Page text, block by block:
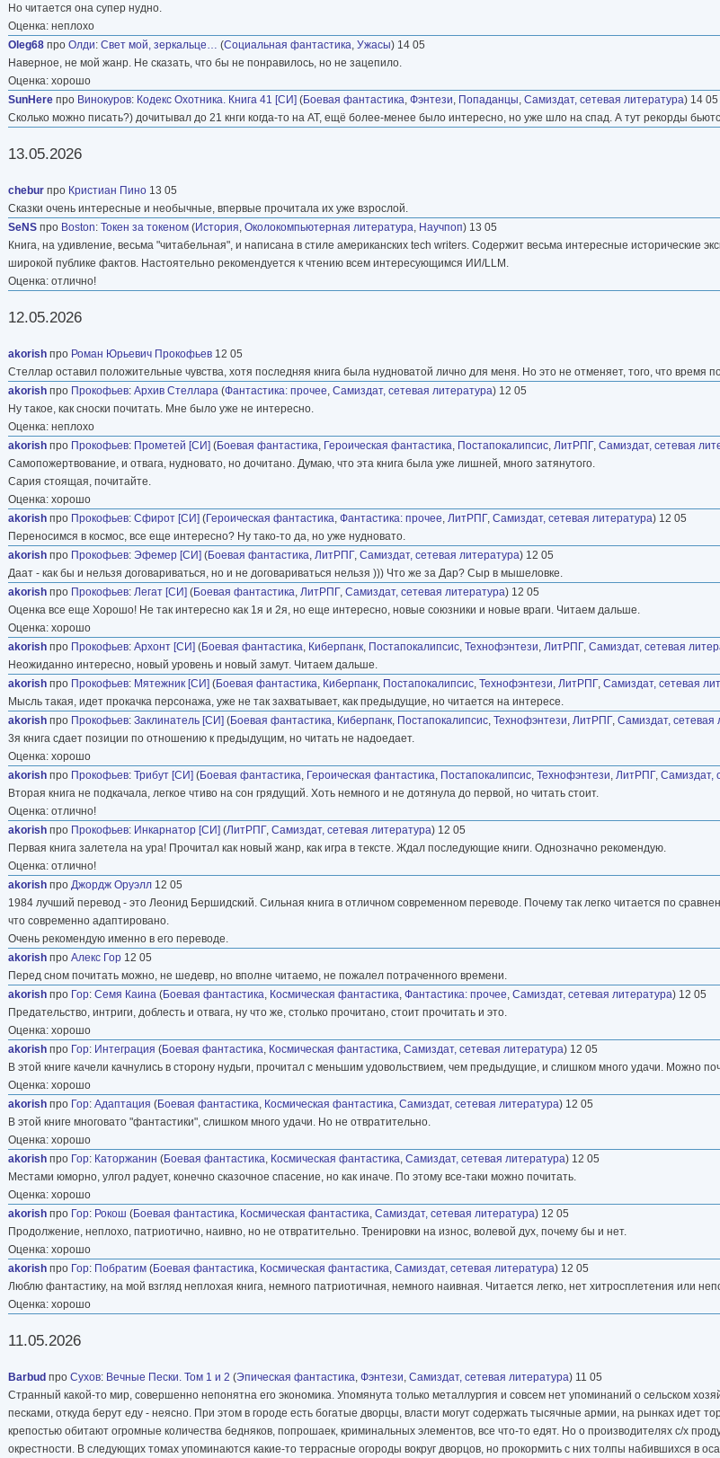
Но читается она супер нудно.
Оценка: неплохо
Oleg68 про Олди: Свет мой, зеркальце… (Социальная фантастика, Ужасы) 14 05
Наверное, не мой жанр. Не сказать, что бы не понравилось, но не зацепило.
Оценка: хорошо
SunHere про Винокуров: Кодекс Охотника. Книга 41 [СИ] (Боевая фантастика, Фэнтези, Попаданцы, Самиздат, сетевая литература) 14 05
Сколько можно писать?) дочитывал до 21 кнги когда-то на АТ, ещё более-менее было интересно, но уже шло на спад. А тут рекорды
13.05.2026
chebur про Кристиан Пино 13 05
Сказки очень интересные и необычные, впервые прочитала их уже взрослой.
SeNS про Boston: Токен за токеном (История, Околокомпьютерная литература, Научпоп) 13 05
Книга, на удивление, весьма "читабельная", и написана в стиле американских tech writers. Содержит весьма интересные исторические
широкой публике фактов. Настоятельно рекомендуется к чтению всем интересующимся ИИ/LLM.
Оценка: отлично!
12.05.2026
akorish про Роман Юрьевич Прокофьев 12 05
Стеллар оставил положительные чувства, хотя последняя книга была нудноватой лично для меня. Но это не отменяет, того, что время
akorish про Прокофьев: Архив Стеллара (Фантастика: прочее, Самиздат, сетевая литература) 12 05
Ну такое, как сноски почитать. Мне было уже не интересно.
Оценка: неплохо
akorish про Прокофьев: Прометей [СИ] (Боевая фантастика, Героическая фантастика, Постапокалипсис, ЛитРПГ, Самиздат, сетевая
Самопожертвование, и отвага, нудновато, но дочитано. Думаю, что эта книга была уже лишней, много затянутого.
Сария стоящая, почитайте.
Оценка: хорошо
akorish про Прокофьев: Сфирот [СИ] (Героическая фантастика, Фантастика: прочее, ЛитРПГ, Самиздат, сетевая литература) 12 05
Переносимся в космос, все еще интересно? Ну тако-то да, но уже нудновато.
akorish про Прокофьев: Эфемер [СИ] (Боевая фантастика, ЛитРПГ, Самиздат, сетевая литература) 12 05
Даат - как бы и нельзя договариваться, но и не договариваться нельзя ))) Что же за Дар? Сыр в мышеловке.
akorish про Прокофьев: Легат [СИ] (Боевая фантастика, ЛитРПГ, Самиздат, сетевая литература) 12 05
Оценка все еще Хорошо! Не так интересно как 1я и 2я, но еще интересно, новые союзники и новые враги. Читаем дальше.
Оценка: хорошо
akorish про Прокофьев: Архонт [СИ] (Боевая фантастика, Киберпанк, Постапокалипсис, Технофэнтези, ЛитРПГ, Самиздат, сетевая
Неожиданно интересно, новый уровень и новый замут. Читаем дальше.
akorish про Прокофьев: Мятежник [СИ] (Боевая фантастика, Киберпанк, Постапокалипсис, Технофэнтези, ЛитРПГ, Самиздат, сетевая
Мысль такая, идет прокачка персонажа, уже не так захватывает, как предыдущие, но читается на интересе.
akorish про Прокофьев: Заклинатель [СИ] (Боевая фантастика, Киберпанк, Постапокалипсис, Технофэнтези, ЛитРПГ, Самиздат, сетевая
3я книга сдает позиции по отношению к предыдущим, но читать не надоедает.
Оценка: хорошо
akorish про Прокофьев: Трибут [СИ] (Боевая фантастика, Героическая фантастика, Постапокалипсис, Технофэнтези, ЛитРПГ, Самиздат,
Вторая книга не подкачала, легкое чтиво на сон грядущий. Хоть немного и не дотянула до первой, но читать стоит.
Оценка: отлично!
akorish про Прокофьев: Инкарнатор [СИ] (ЛитРПГ, Самиздат, сетевая литература) 12 05
Первая книга залетела на ура! Прочитал как новый жанр, как игра в тексте. Ждал последующие книги. Однозначно рекомендую.
Оценка: отлично!
akorish про Джордж Оруэлл 12 05
1984 лучший перевод - это Леонид Бершидский. Сильная книга в отличном современном переводе. Почему так легко читается по
что современно адаптировано.
Очень рекомендую именно в его переводе.
akorish про Алекс Гор 12 05
Перед сном почитать можно, не шедевр, но вполне читаемо, не пожалел потраченного времени.
akorish про Гор: Семя Каина (Боевая фантастика, Космическая фантастика, Фантастика: прочее, Самиздат, сетевая литература) 12 05
Предательство, интриги, доблесть и отвага, ну что же, столько прочитано, стоит прочитать и это.
Оценка: хорошо
akorish про Гор: Интеграция (Боевая фантастика, Космическая фантастика, Самиздат, сетевая литература) 12 05
В этой книге качели качнулись в сторону нудьги, прочитал с меньшим удовольствием, чем предыдущие, и слишком много удачи. Можно
Оценка: хорошо
akorish про Гор: Адаптация (Боевая фантастика, Космическая фантастика, Самиздат, сетевая литература) 12 05
В этой книге многовато "фантастики", слишком много удачи. Но не отвратительно.
Оценка: хорошо
akorish про Гор: Каторжанин (Боевая фантастика, Космическая фантастика, Самиздат, сетевая литература) 12 05
Местами юморно, улгол радует, конечно сказочное спасение, но как иначе. По этому все-таки можно почитать.
Оценка: хорошо
akorish про Гор: Рокош (Боевая фантастика, Космическая фантастика, Самиздат, сетевая литература) 12 05
Продолжение, неплохо, патриотично, наивно, но не отвратительно. Тренировки на износ, волевой дух, почему бы и нет.
Оценка: хорошо
akorish про Гор: Побратим (Боевая фантастика, Космическая фантастика, Самиздат, сетевая литература) 12 05
Люблю фантастику, на мой взгляд неплохая книга, немного патриотичная, немного наивная. Читается легко, нет хитросплетения или
Оценка: хорошо
11.05.2026
Barbud про Сухов: Вечные Пески. Том 1 и 2 (Эпическая фантастика, Фэнтези, Самиздат, сетевая литература) 11 05
Странный какой-то мир, совершенно непонятна его экономика. Упомянута только металлургия и совсем нет упоминаний о сельском
песками, откуда берут еду - неясно. При этом в городе есть богатые дворцы, власти могут содержать тысячные армии, на рынках идет
крепостью обитают огромные количества бедняков, попрошаек, криминальных элементов, все что-то едят. Но о производителях с/х
окрестности. В следующих томах упоминаются какие-то террасные огороды вокруг дворцов, но прокормить с них толпы набившихся в